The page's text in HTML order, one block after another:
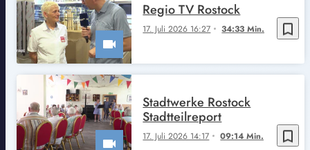
bookmark_border
17. Juli 2026 16:27 34:33 Min.
Regio TV Rostock
bookmark_border
17. Juli 2026 14:17 09:14 Min.
Stadtwerke Rostock
Stadtteilreport